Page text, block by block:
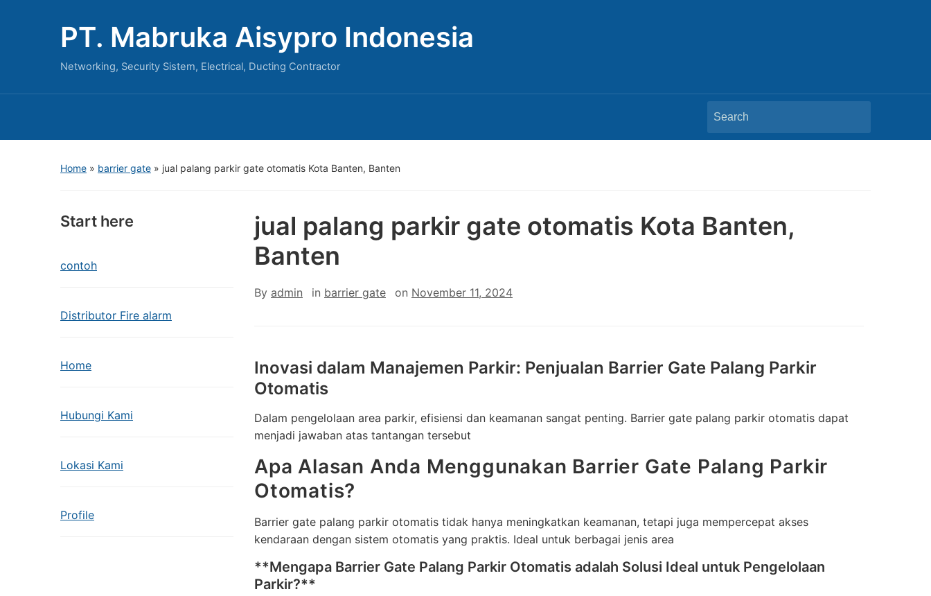
PT. Mabruka Aisypro Indonesia
Networking, Security Sistem, Electrical, Ducting Contractor
Search
for:
Home » barrier gate » jual palang parkir gate otomatis Kota Banten, Banten
Start here
contoh
Distributor Fire alarm
Home
Hubungi Kami
Lokasi Kami
Profile
jual palang parkir gate otomatis Kota Banten,
Banten
By admin in barrier gate on November 11, 2024
Inovasi dalam Manajemen Parkir: Penjualan Barrier Gate Palang Parkir
Otomatis
Dalam pengelolaan area parkir, efisiensi dan keamanan sangat penting. Barrier gate palang parkir otomatis dapat
menjadi jawaban atas tantangan tersebut
Apa Alasan Anda Menggunakan Barrier Gate Palang Parkir
Otomatis?
Barrier gate palang parkir otomatis tidak hanya meningkatkan keamanan, tetapi juga mempercepat akses
kendaraan dengan sistem otomatis yang praktis. Ideal untuk berbagai jenis area
**Mengapa Barrier Gate Palang Parkir Otomatis adalah Solusi Ideal untuk Pengelolaan
Parkir?**